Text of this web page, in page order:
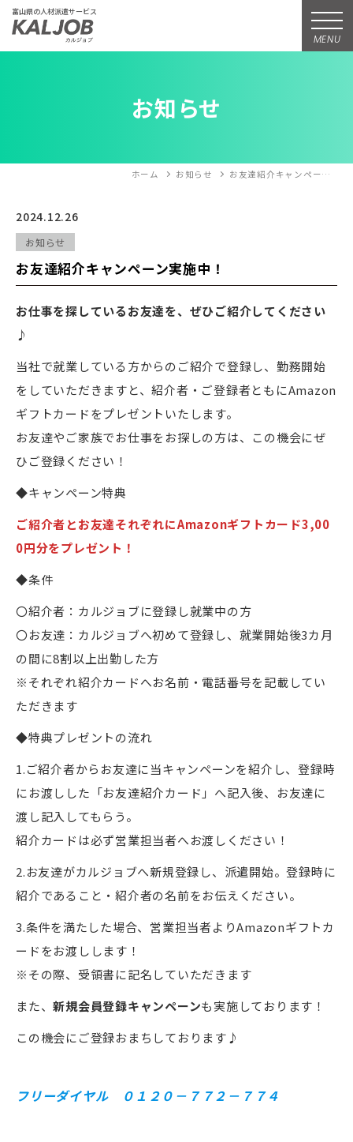
富山県の人材派遣サービス
MENU
お知らせ
ホーム お知らせ お友達紹介キャンペー…
2024.12.26
お知らせ
お友達紹介キャンペーン実施中！
お仕事を探しているお友達を、ぜひご紹介してください
♪
当社で就業している方からのご紹介で登録し、勤務開始
をしていただきますと、紹介者・ご登録者ともにAmazon
ギフトカードをプレゼントいたします。
お友達やご家族でお仕事をお探しの方は、この機会にぜ
ひご登録ください！
◆キャンペーン特典
ご紹介者とお友達それぞれにAmazonギフトカード3,00
0円分をプレゼント！
◆条件
〇紹介者：カルジョブに登録し就業中の方
〇お友達：カルジョブへ初めて登録し、就業開始後3カ月
の間に8割以上出勤した方
※それぞれ紹介カードへお名前・電話番号を記載してい
ただきます
◆特典プレゼントの流れ
1.ご紹介者からお友達に当キャンペーンを紹介し、登録時
にお渡しした「お友達紹介カード」へ記入後、お友達に
渡し記入してもらう。
紹介カードは必ず営業担当者へお渡しください！
2.お友達がカルジョブへ新規登録し、派遣開始。登録時に
紹介であること・紹介者の名前をお伝えください。
3.条件を満たした場合、営業担当者よりAmazonギフトカ
ードをお渡しします！
※その際、受領書に記名していただきます
また、新規会員登録キャンペーンも実施しております！
この機会にご登録おまちしております♪
フリーダイヤル ０１２０－７７２－７７４